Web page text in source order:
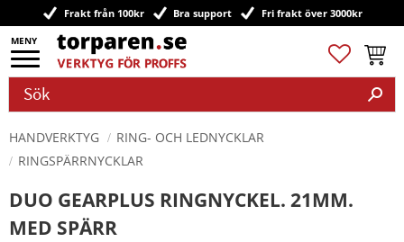
Meny
Frakt från 100kr Bra support Fri frakt över 3000kr
Favoriter
HANDVERKTYG
RING- OCH LEDNYCKLAR
RINGSPÄRRNYCKLAR
DUO GEARPLUS RINGNYCKEL. 21MM.
MED SPÄRR